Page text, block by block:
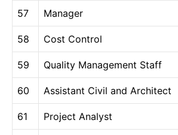
57 Manager
58 Cost Control
59 Quality Management Staff
60 Assistant Civil and Architect
61 Project Analyst